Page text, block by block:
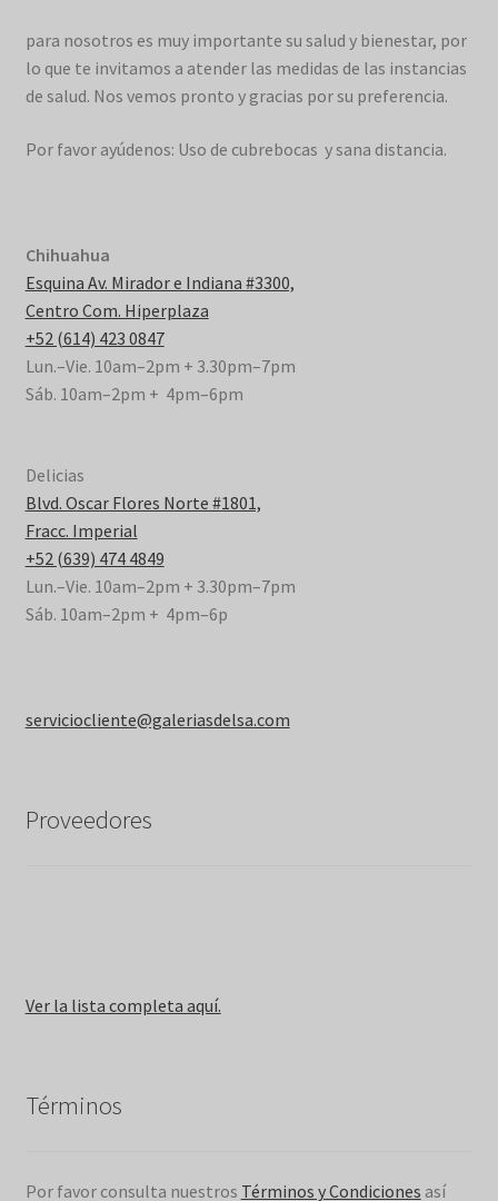
para nosotros es muy importante su salud y bienestar, por
lo que te invitamos a atender las medidas de las instancias
de salud. Nos vemos pronto y gracias por su preferencia.
Por favor ayúdenos: Uso de cubrebocas y sana distancia.
Chihuahua
Esquina Av. Mirador e Indiana #3300,
Centro Com. Hiperplaza
+52 (614) 423 0847
Lun.–Vie. 10am–2pm + 3.30pm–7pm
Sáb. 10am–2pm + 4pm–6pm
Delicias
Blvd. Oscar Flores Norte #1801,
Fracc. Imperial
+52 (639) 474 4849
Lun.–Vie. 10am–2pm + 3.30pm–7pm
Sáb. 10am–2pm + 4pm–6p
serviciocliente@galeriasdelsa.com
Proveedores
Ver la lista completa aquí.
Términos
Por favor consulta nuestros Términos y Condiciones así